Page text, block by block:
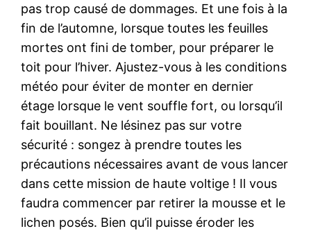
pas trop causé de dommages. Et une fois à la
fin de l’automne, lorsque toutes les feuilles
mortes ont fini de tomber, pour préparer le
toit pour l’hiver. Ajustez-vous à les conditions
météo pour éviter de monter en dernier
étage lorsque le vent souffle fort, ou lorsqu’il
fait bouillant. Ne lésinez pas sur votre
sécurité : songez à prendre toutes les
précautions nécessaires avant de vous lancer
dans cette mission de haute voltige ! Il vous
faudra commencer par retirer la mousse et le
lichen posés. Bien qu’il puisse éroder les